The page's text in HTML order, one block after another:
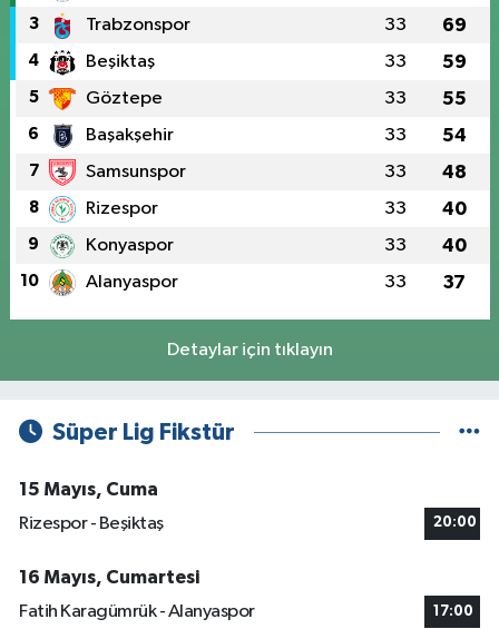
3 Trabzonspor 33 69
4 Beşiktaş 33 59
5 Göztepe 33 55
6 Başakşehir 33 54
7 Samsunspor 33 48
8 Rizespor 33 40
9 Konyaspor 33 40
10 Alanyaspor 33 37
Detaylar için tıklayın
Süper Lig Fikstür
15 Mayıs, Cuma
Rizespor - Beşiktaş
20:00
16 Mayıs, Cumartesi
Fatih Karagümrük - Alanyaspor
17:00